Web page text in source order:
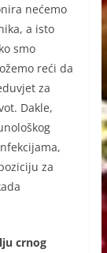
nećemo
a isto
smo
reći da
za
Dakle,
za
crnog